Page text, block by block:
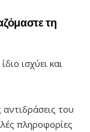
τη
ισχύει και
του
πληροφορίες